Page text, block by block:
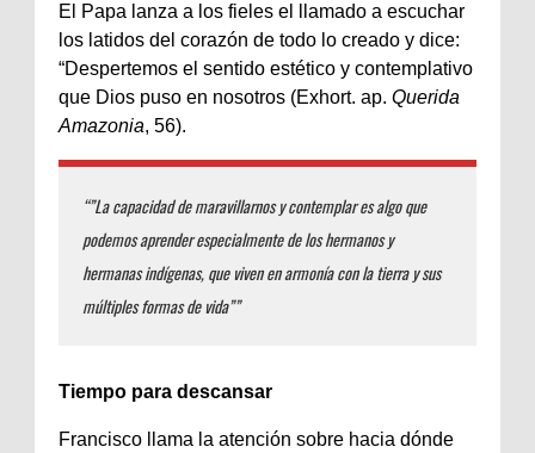
El Papa lanza a los fieles el llamado a escuchar
los latidos del corazón de todo lo creado y dice:
“Despertemos el sentido estético y contemplativo
que Dios puso en nosotros (Exhort. ap. Querida
Amazonia, 56).
“”La capacidad de maravillarnos y contemplar es algo que
podemos aprender especialmente de los hermanos y
hermanas indígenas, que viven en armonía con la tierra y sus
múltiples formas de vida””
Tiempo para descansar
Francisco llama la atención sobre hacia dónde